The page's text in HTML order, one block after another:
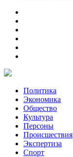
Политика
Экономика
Общество
Культура
Персоны
Происшествия
Экспертиза
Спорт